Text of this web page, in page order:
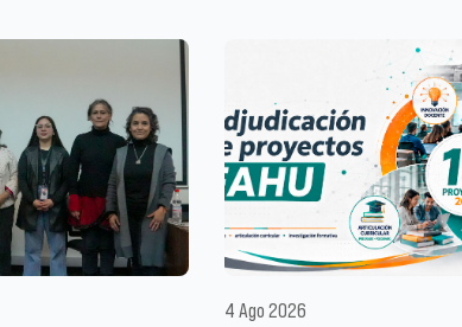
4 Ago 2026